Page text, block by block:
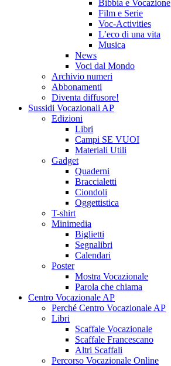
Bibbia e Vocazione
Film e Serie
Voc-Activities
L’eco di una vita
Musica
News
Voci dal Mondo
Archivio numeri
Abbonamenti
Diventa diffusore!
Sussidi Vocazionali AP
Edizioni
Libri
Campi SE VUOI
Materiali Utili
Gadget
Quaderni
Braccialetti
Ciondoli
Oggettistica
T-shirt
Minimedia
Biglietti
Segnalibri
Calendari
Poster
Mostra Vocazionale
Parola che chiama
Centro Vocazionale AP
Perché Centro Vocazionale AP
Libri
Scaffale Vocazionale
Scaffale Francescano
Altri Scaffali
Percorso Vocazionale Online